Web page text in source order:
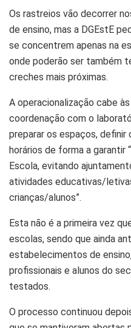
Os rastreios vão decorrer
de ensino, mas a DGEstE
se concentrem apenas na
onde poderão ser também
creches mais próximas.
A operacionalização cabe
coordenação com o
preparar os espaços, definir
horários de forma a garantir
Escola, evitando
atividades educativas/
crianças/alunos”.
Esta não é a primeira vez
escolas, sendo que ainda
estabelecimentos de
profissionais e alunos do
testados.
O processo continuou